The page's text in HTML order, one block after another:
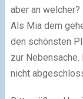
aber an welcher?
Als Mia dem
den schönsten
zur
nicht